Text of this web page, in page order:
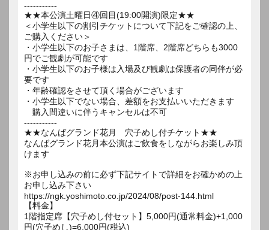
-----------
★★本公演土曜日④回目(19:00開演)限定★★
＜小学生以下の割引チケットについて下記をご確認の上、
ご購入ください＞
・小学生以下のお子さまは、1階席、2階席どちらも3000
円でご観劇が可能です
・小学生以下のお子様は入場及び観劇は保護者の同伴が必
要です
・年齢確認をさせて頂く場合がございます
・小学生以下でない場合、差額をお支払いいただきます
購入間違いに伴うキャンセルは不可
-----------
★★なんばグランド花月 穴子めし付チケット★★
なんばグランド花月本公演はご飲食をしながらお楽しみ頂
けます
※お申し込みの前に必ず下記サイトで詳細をお確かめの上
お申し込み下さい
https://ngk.yoshimoto.co.jp/2024/08/post-144.html
【料金】
1階指定席【穴子めし付セット】5,000円(通常料金)+1,000
円(穴子めし)=6,000円(税込)